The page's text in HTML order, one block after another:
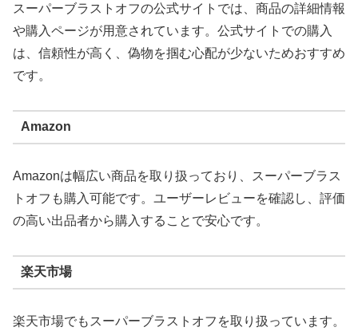
スーパーブラストオフの公式サイトでは、商品の詳細情報
や購入ページが用意されています。公式サイトでの購入
は、信頼性が高く、偽物を掴む心配が少ないためおすすめ
です。
Amazon
Amazonは幅広い商品を取り扱っており、スーパーブラス
トオフも購入可能です。ユーザーレビューを確認し、評価
の高い出品者から購入することで安心です。
楽天市場
楽天市場でもスーパーブラストオフを取り扱っています。